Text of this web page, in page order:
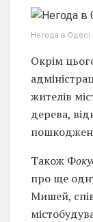
Негода в
Окрім
жителів
дерева,
Також Ф
про ще
Мишей,